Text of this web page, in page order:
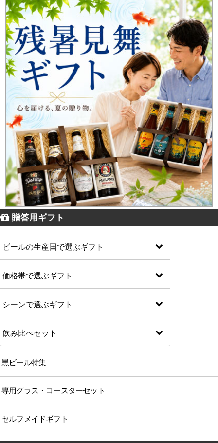
贈答用ギフト
ビールの生産国で選ぶギフト
価格帯で選ぶギフト
シーンで選ぶギフト
飲み比べセット
黒ビール特集
専用グラス・コースターセット
セルフメイドギフト